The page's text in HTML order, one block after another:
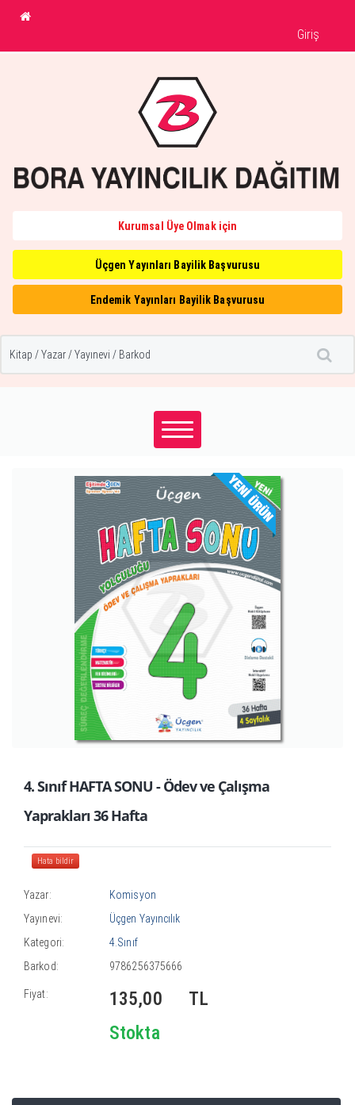
Giriş
Kurumsal Üye Olmak için
Üçgen Yayınları Bayilik Başvurusu
Endemik Yayınları Bayilik Başvurusu
4. Sınıf HAFTA SONU - Ödev ve Çalışma
Yaprakları 36 Hafta
Hata bildir
Yazar:
Komisyon
Yayınevi:
Üçgen Yayıncılık
Kategori:
4.Sınıf
Barkod:
9786256375666
Fiyat: 135,00
TL
Stokta